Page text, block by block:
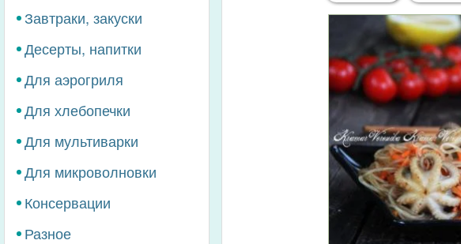
Завтраки, закуски
Десерты, напитки
Для аэрогриля
Для хлебопечки
Для мультиварки
Для микроволновки
Консервации
Разное